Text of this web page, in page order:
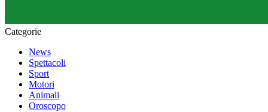
Categorie
News
Spettacoli
Sport
Motori
Animali
Oroscopo